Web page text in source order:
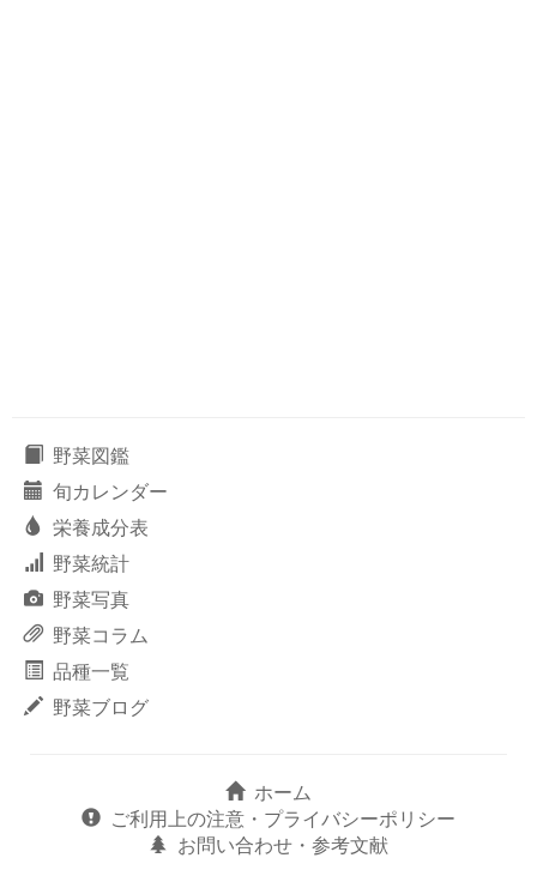
野菜図鑑
旬カレンダー
栄養成分表
野菜統計
野菜写真
野菜コラム
品種一覧
野菜ブログ
ホーム
ご利用上の注意・プライバシーポリシー
お問い合わせ・参考文献